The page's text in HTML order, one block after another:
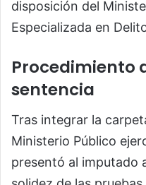
disposición del
Especializada en
Procedimiento
sentencia
Tras integrar la
Ministerio Público
presentó al imputado